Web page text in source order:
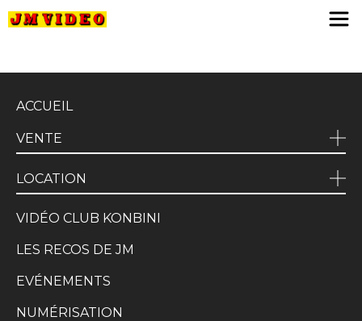
ACCUEIL
VENTE
LOCATION
VIDÉO CLUB KONBINI
LES RECOS DE JM
EVÉNEMENTS
NUMÉRISATION